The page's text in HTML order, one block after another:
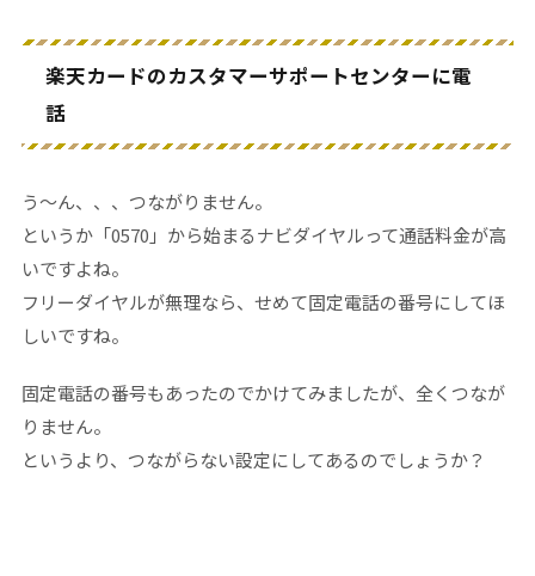
楽天カードのカスタマーサポートセンターに電
話
う〜ん、、、つながりません。
というか「0570」から始まるナビダイヤルって通話料金が高
いですよね。
フリーダイヤルが無理なら、せめて固定電話の番号にしてほ
しいですね。
固定電話の番号もあったのでかけてみましたが、全くつなが
りません。
というより、つながらない設定にしてあるのでしょうか？